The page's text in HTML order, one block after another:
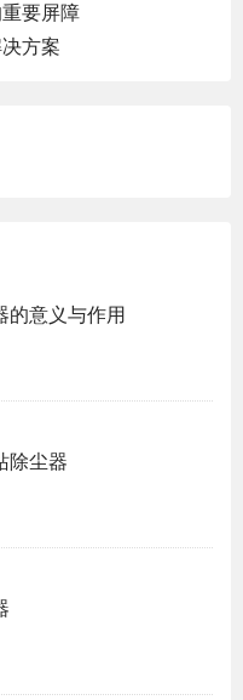
要屏障
方案
的意义与作用
除尘器